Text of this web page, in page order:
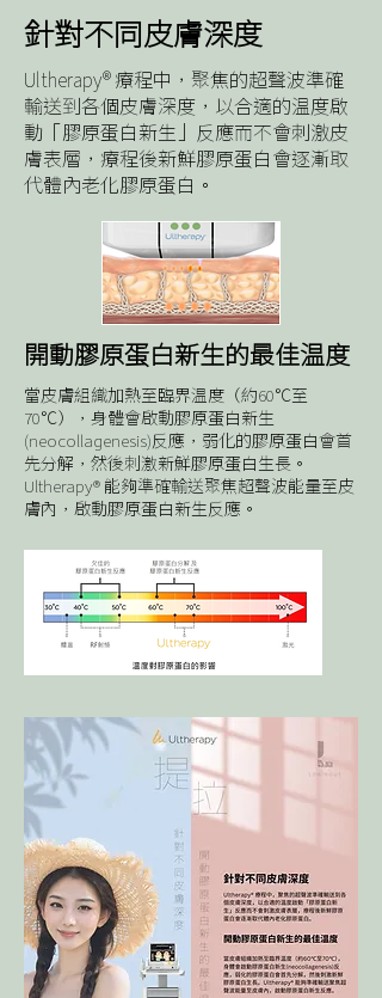
針對不同皮膚深度
Ultherapy® 療程中，聚焦的超聲波準確
輸送到各個皮膚深度，以合適的温度啟
動「膠原蛋白新生」反應而不會刺激皮
膚表層，療程後新鮮膠原蛋白會逐漸取
代體內老化膠原蛋白。
開動膠原蛋白新生的最佳温度
當皮膚組織加熱至臨界温度（約60℃至
70℃），身體會啟動膠原蛋白新生
(neocollagenesis)反應，弱化的膠原蛋白會首
先分解，然後刺激新鮮膠原蛋白生長。
Ultherapy® 能夠準確輸送聚焦超聲波能量至皮
膚內，啟動膠原蛋白新生反應。